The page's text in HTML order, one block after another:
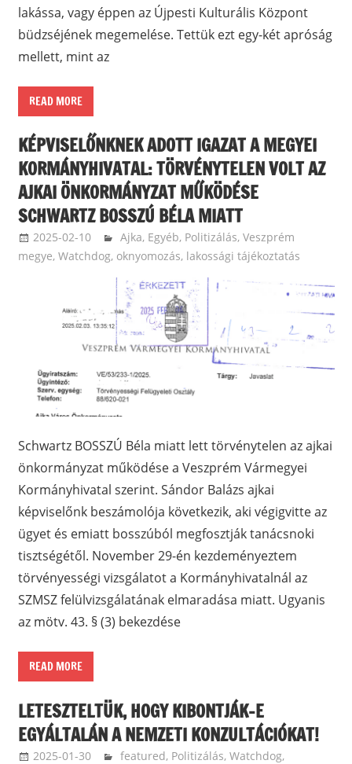
lakássa, vagy éppen az Újpesti Kulturális Központ
büdzséjének megemelése. Tettük ezt egy-két apróság
mellett, mint az
READ MORE
KÉPVISELŐNKNEK ADOTT IGAZAT A MEGYEI
KORMÁNYHIVATAL: TÖRVÉNYTELEN VOLT AZ
AJKAI ÖNKORMÁNYZAT MŰKÖDÉSE
SCHWARTZ BOSSZÚ BÉLA MIATT
2025-02-10 balazssandorsandorbalazs
Ajka, Egyéb, Politizálás, Veszprém
megye, Watchdog, oknyomozás, lakossági tájékoztatás
Schwartz BOSSZÚ Béla miatt lett törvénytelen az ajkai
önkormányzat működése a Veszprém Vármegyei
Kormányhivatal szerint. Sándor Balázs ajkai
képviselőnk beszámolója következik, aki végigvitte az
ügyet és emiatt bosszúból megfosztják tanácsnoki
tisztségétől. November 29-én kezdeményeztem
törvényességi vizsgálatot a Kormányhivatalnál az
SZMSZ felülvizsgálatának elmaradása miatt. Ugyanis
az mötv. 43. § (3) bekezdése
READ MORE
LETESZTELTÜK, HOGY KIBONTJÁK-E
EGYÁLTALÁN A NEMZETI KONZULTÁCIÓKAT!
2025-01-30 balazssandorsandorbalazs
featured, Politizálás, Watchdog,